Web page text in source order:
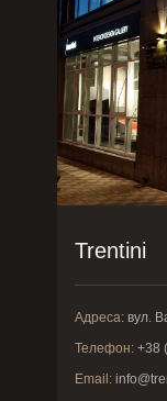
Trentini
Адреса:вул.
Телефон:+38
Email: